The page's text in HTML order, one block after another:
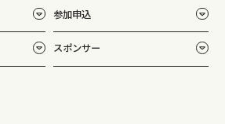
参加申込
スポンサー